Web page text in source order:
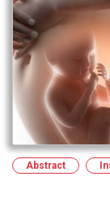
Abstract